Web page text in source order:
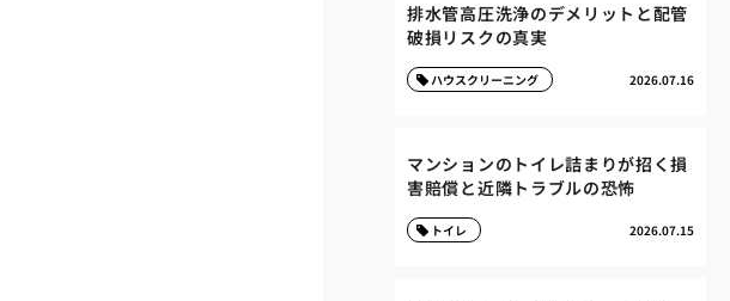
排水管高圧洗浄のデメリットと配管
破損リスクの真実
2026.07.16
ハウスクリーニング
マンションのトイレ詰まりが招く損
害賠償と近隣トラブルの恐怖
2026.07.15
トイレ